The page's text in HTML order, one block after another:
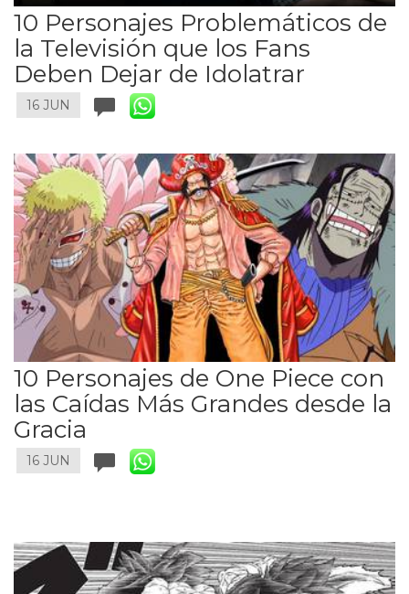
10 Personajes Problemáticos de
la Televisión que los Fans
Deben Dejar de Idolatrar
16 JUN
10 Personajes de One Piece con
las Caídas Más Grandes desde la
Gracia
16 JUN